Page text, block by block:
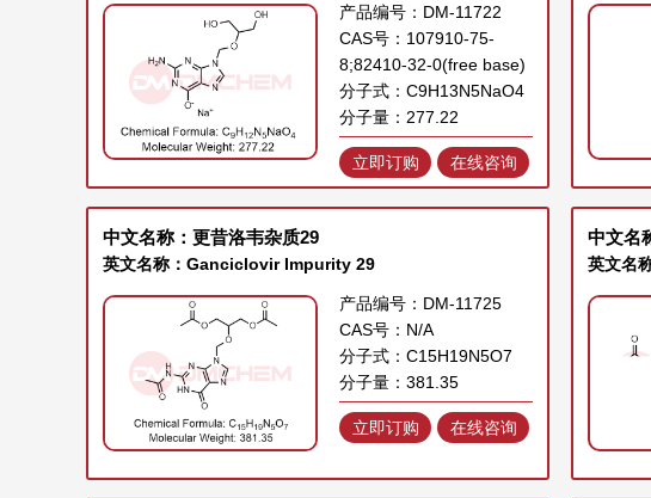
产品编号：DM-11722
CAS号：107910-75-
8;82410-32-0(free base)
分子式：C9H13N5NaO4
分子量：277.22
立即订购 在线咨询
中文名称：更昔洛韦杂质29
英文名称：Ganciclovir Impurity 29
产品编号：DM-11725
CAS号：N/A
分子式：C15H19N5O7
分子量：381.35
立即订购 在线咨询
中文名
英文名